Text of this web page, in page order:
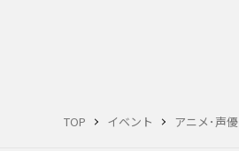
TOP イベント アニメ･声優